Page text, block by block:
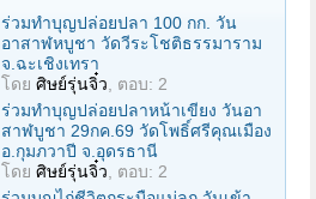
ร่วมทําบุญปล่อยปลา 100 กก. วัน
อาสาฬหบูชา วัดวีระโชติธรรมาราม
จ.ฉะเชิงเทรา
โดย ศิษย์รุ่นจิ๋ว , ตอบ: 2
ร่วมทําบุญปล่อยปลาหน้าเขียง วันอา
สาฬบูชา 29กค.69 วัดโพธิ์ศรีคุณเมือง
อ.กุมภวาปี จ.อุดรธานี
โดย ศิษย์รุ่นจิ๋ว , ตอบ: 2